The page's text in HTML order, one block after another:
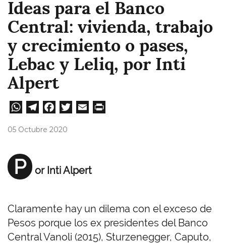
Ideas para el Banco
Central: vivienda, trabajo
y crecimiento o pases,
Lebac y Leliq, por Inti
Alpert
W
A
pp
Te
m
Fa
05 Octubre 2020
P or Inti Alpert
Claramente hay un dilema con el exceso de
Pesos porque los ex presidentes del Banco
Central Vanoli (2015), Sturzenegger, Caputo,